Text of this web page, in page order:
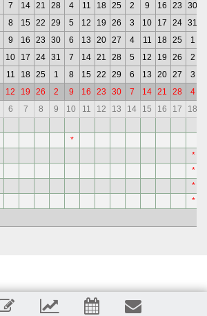
7 14 21 28 4 11 18 25 2 9 16 23 30
8 15 22 29 5 12 19 26 3 10 17 24 31
9 16 23 30 6 13 20 27 4 11 18 25 1
10 17 24 31 7 14 21 28 5 12 19 26 2
11 18 25 1 8 15 22 29 6 13 20 27 3
12 19 26 2 9 16 23 30 7 14 21 28 4
6 7 8 9 10 11 12 13 14 15 16 17 18
*
*
*
*
*